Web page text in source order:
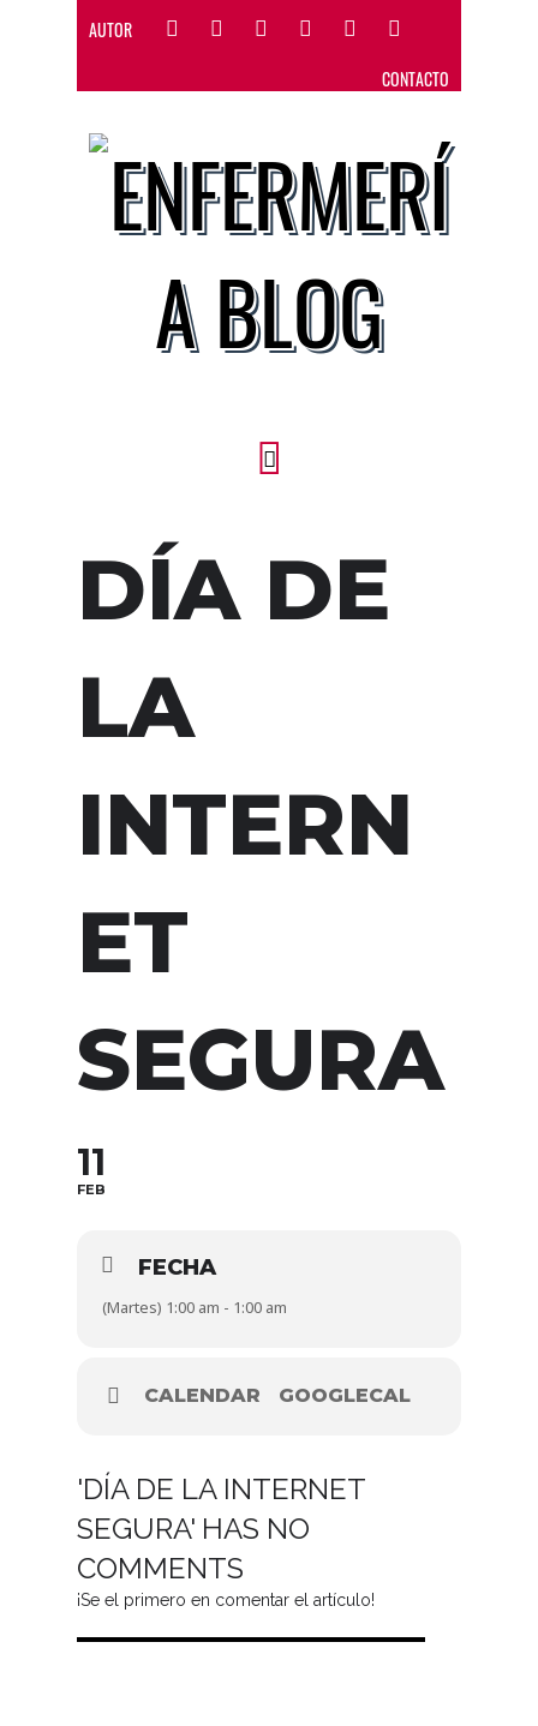
AUTOR
CONTACTO
DÍA DE
LA
INTERN
ET
SEGURA
11
FEB
FECHA
(Martes) 1:00 am - 1:00 am
CALENDAR GOOGLECAL
'DÍA DE LA INTERNET
SEGURA' HAS NO
COMMENTS
¡Se el primero en comentar el artículo!